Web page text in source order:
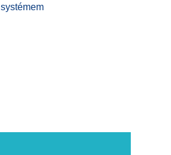
systémem